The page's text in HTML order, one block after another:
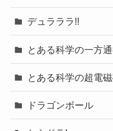
デュラララ!!
とある科学の一方
とある科学の超電
ドラゴンボール